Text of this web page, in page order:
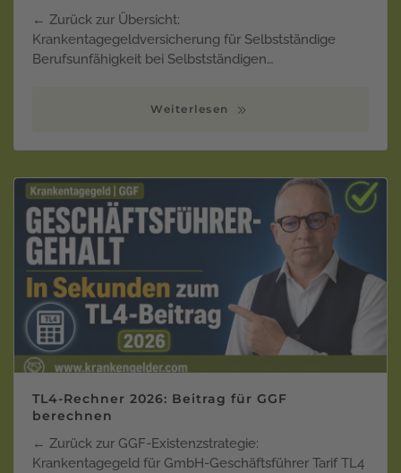
← Zurück zur Übersicht:
Krankentagegeldversicherung für Selbstständige
Berufsunfähigkeit bei Selbstständigen…
Weiterlesen
TL4-Rechner 2026: Beitrag für GGF
berechnen
← Zurück zur GGF-Existenzstrategie:
Krankentagegeld für GmbH-Geschäftsführer Tarif TL4